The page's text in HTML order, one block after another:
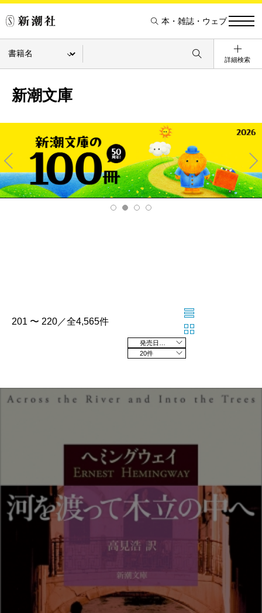
本・雑誌・ウェブ
詳細検索
新潮文庫
Pre
v
Ne
xt
201 〜 220／全4,565件
20件